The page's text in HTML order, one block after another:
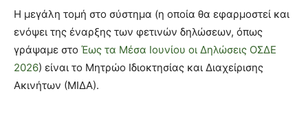
Η μεγάλη τομή στο σύστημα (η οποία θα εφαρμοστεί και
ενόψει της έναρξης των φετινών δηλώσεων, όπως
γράψαμε στο Έως τα Μέσα Ιουνίου οι Δηλώσεις ΟΣΔΕ
2026) είναι το Μητρώο Ιδιοκτησίας και Διαχείρισης
Ακινήτων (ΜΙΔΑ).